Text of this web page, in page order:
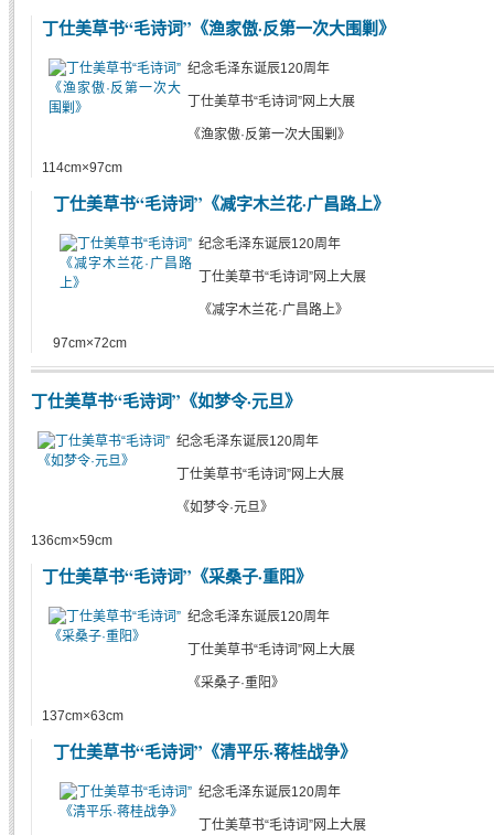
丁仕美草书“毛诗词”《渔家傲·反第一次大围剿》
纪念毛泽东诞辰120周年
丁仕美草书“毛诗词”网上大展
《渔家傲·反第一次大围剿》
114cm×97cm
丁仕美草书“毛诗词”《减字木兰花·广昌路上》
纪念毛泽东诞辰120周年
丁仕美草书“毛诗词”网上大展
《减字木兰花·广昌路上》
97cm×72cm
丁仕美草书“毛诗词”《如梦令·元旦》
纪念毛泽东诞辰120周年
丁仕美草书“毛诗词”网上大展
《如梦令·元旦》
136cm×59cm
丁仕美草书“毛诗词”《采桑子·重阳》
纪念毛泽东诞辰120周年
丁仕美草书“毛诗词”网上大展
《采桑子·重阳》
137cm×63cm
丁仕美草书“毛诗词”《清平乐·蒋桂战争》
纪念毛泽东诞辰120周年
丁仕美草书“毛诗词”网上大展